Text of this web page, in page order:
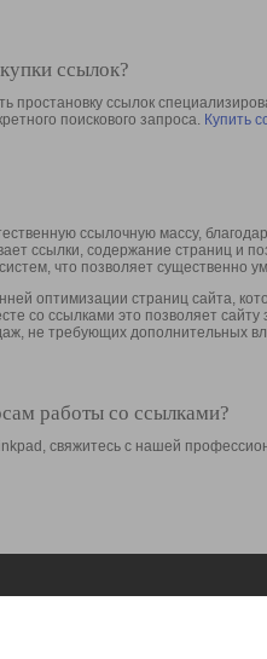
ссылок?
простановку ссылок
поискового запроса. Купить
ссылочную массу,
ссылки, содержание страниц и
что позволяет существенно
оптимизации страниц сайта,
со ссылками это позволяет
не требующих дополнительных
работы со ссылками?
свяжитесь с нашей